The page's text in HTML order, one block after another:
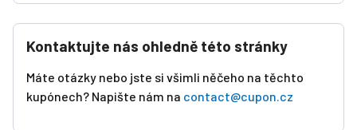
Kontaktujte nás ohledně této stránky
Máte otázky nebo jste si všimli něčeho na těchto
kupónech? Napište nám na contact@cupon.cz